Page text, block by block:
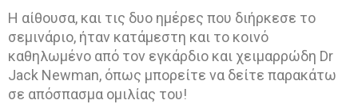
7
o
σ
ε
Η αίθουσα, και τις δυο ημέρες που διήρκεσε το
σεμινάριο, ήταν κατάμεστη και το κοινό
καθηλωμένο από τον εγκάρδιο και χειμαρρώδη Dr
Jack Newman, όπως μπορείτε να δείτε παρακάτω
σε απόσπασμα ομιλίας του!